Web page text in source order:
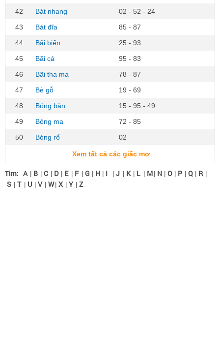
42
Bát nhang
02 - 52 - 24
43
Bát đĩa
85 - 87
44
Bãi biển
25 - 93
45
Bãi cá
95 - 83
46
Bãi tha ma
78 - 87
47
Bè gỗ
19 - 69
48
Bóng bàn
15 - 95 - 49
49
Bóng ma
72 - 85
50
Bóng rổ 02
Xem tất cả các giấc mơ
Tìm: A | B | C | D | E | F | G | H | I | J | K | L | M| N | O | P | Q | R |
S | T | U | V | W| X | Y | Z